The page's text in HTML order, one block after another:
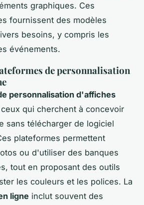
graphiques. Ces
fournissent des modèles
besoins, y compris les
événements.
de personnalisation
personnalisation d'affiches
qui cherchent à concevoir
sans télécharger de logiciel
plateformes permettent
ou d'utiliser des banques
tout en proposant des outils
les couleurs et les polices. La
ligne inclut souvent des